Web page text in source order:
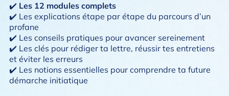
✔️ Les 12 modules complets
✔️ Les explications étape par étape du parcours d’un
profane
✔️ Les conseils pratiques pour avancer sereinement
✔️ Les clés pour rédiger ta lettre, réussir tes entretiens
et éviter les erreurs
✔️ Les notions essentielles pour comprendre ta future
démarche initiatique